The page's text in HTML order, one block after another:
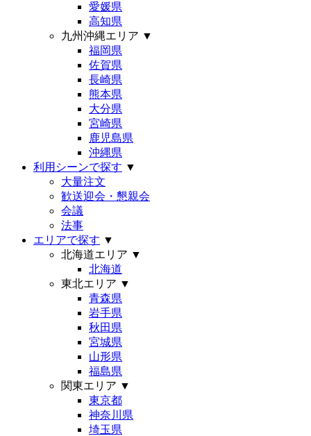
愛媛県
高知県
九州沖縄エリア ▼
福岡県
佐賀県
長崎県
熊本県
大分県
宮崎県
鹿児島県
沖縄県
利用シーンで探す ▼
大量注文
歓送迎会・懇親会
会議
法事
エリアで探す ▼
北海道エリア ▼
北海道
東北エリア ▼
青森県
岩手県
秋田県
宮城県
山形県
福島県
関東エリア ▼
東京都
神奈川県
埼玉県